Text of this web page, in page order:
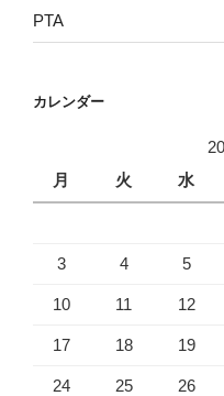
PTA
カレンダー
月
火 水
3 4 5
10 11 12
17 18 19
24 25 26